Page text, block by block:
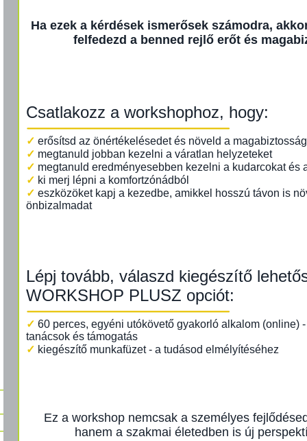
Ha ezek a kérdések ismerősek számodra,
felfedezd a benned rejlő erőt és
Csatlakozz a workshophoz, hogy:
✓ erősítsd az önértékelésedet és növeld a
✓ megtanuld jobban kezelni a váratlan helyzeteket
✓ megtanuld eredményesebben kezelni a kudarcokat és
✓ ki merj lépni a komfortzónádból
✓ eszközöket kapj a kezedbe, amikkel hosszú távon is
önbizalmadat
Lépj tovább, válaszd kiegészítő
WORKSHOP PLUSZ opciót:
✓ 60 perces, egyéni utókövető gyakorló alkalom (online)
tanácsok és támogatás
✓ kiegészítő munkafüzet - a tudásod elmélyítéséhez
Ez a workshop nemcsak a személyes
hanem a szakmai életedben is új